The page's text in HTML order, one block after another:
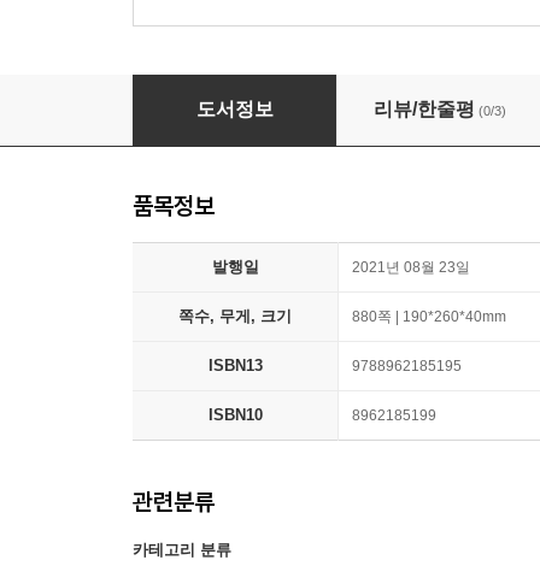
사회조사방법론
도서정보 리뷰/한줄평 (0/3)
품목정보
발행일 2021년 08월 23일
쪽수, 무게, 크기 880쪽 | 190*260*40mm
ISBN13 9788962185195
ISBN10 8962185199
관련분류
카테고리 분류